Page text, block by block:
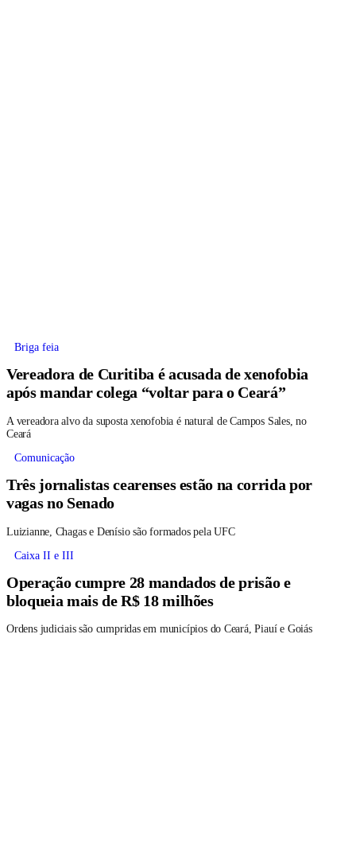
Briga feia
Vereadora de Curitiba é acusada de xenofobia
após mandar colega “voltar para o Ceará”
A vereadora alvo da suposta xenofobia é natural de Campos Sales, no
Ceará
Comunicação
Três jornalistas cearenses estão na corrida por
vagas no Senado
Luizianne, Chagas e Denísio são formados pela UFC
Caixa II e III
Operação cumpre 28 mandados de prisão e
bloqueia mais de R$ 18 milhões
Ordens judiciais são cumpridas em municípios do Ceará, Piauí e Goiás